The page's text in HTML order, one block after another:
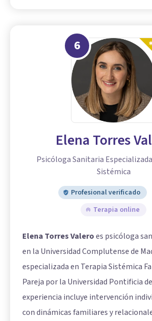
6
Elena Torres
Psicóloga Sanitaria
Sistémica
Profesional verificado
Terapia online
Elena Torres Valeroes psicóloga
en la Universidad Complutense de
especializada en Terapia Sistémica
Pareja por la Universidad Pontificia
experiencia incluye intervención
con dinámicas familiares y